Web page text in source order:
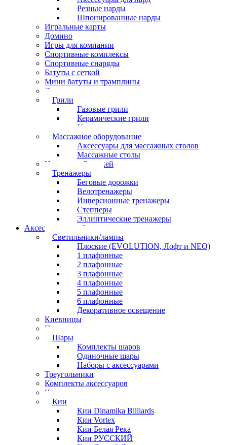
Резные нарды
Шпонированные нарды
Игральные карты
Домино
Игры для компании
Спортивные комплексы
Спортивные снаряды
Батуты с сеткой
Мини батуты и трамплины
Дартс
Грили
Газовые грили
Керамические грили
Угольные грили
Массажное оборудование
Аксессуары для массажных столов
Массажные столы
Настольный хоккей
Тренажеры
Беговые дорожки
Велотренажеры
Инверсионные тренажеры
Степперы
Эллиптические тренажеры
Аксессуары для бильярда
Светильники/лампы
Плоские (EVOLUTION, Лофт и NEO)
1 плафонные
2 плафонные
3 плафонные
4 плафонные
5 плафонные
6 плафонные
Декоративное освещение
Киевницы
Полочки
Шары
Комплекты шаров
Одиночные шары
Наборы с аксессуарами
Треугольники
Комплекты аксессуаров
Часы
Кии
Кии Dinamika Billiards
Кии Vortex
Кии Белая Река
Кии РУССКИЙ